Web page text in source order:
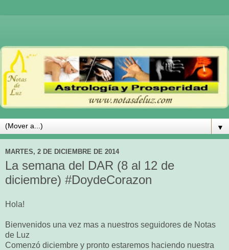
▼
MARTES, 2 DE DICIEMBRE DE 2014
La semana del DAR (8 al 12 de
diciembre) #DoydeCorazon
Hola!
Bienvenidos una vez mas a nuestros seguidores de Notas
de Luz
Comenzó diciembre y pronto estaremos haciendo nuestra